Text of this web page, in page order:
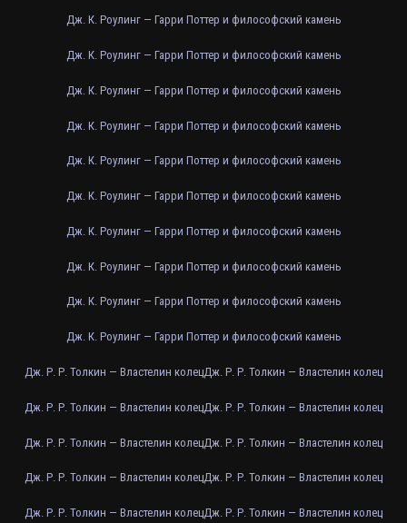
Дж. К. Роулинг — Гарри Поттер и философский камень
Дж. К. Роулинг — Гарри Поттер и философский камень
Дж. К. Роулинг — Гарри Поттер и философский камень
Дж. К. Роулинг — Гарри Поттер и философский камень
Дж. К. Роулинг — Гарри Поттер и философский камень
Дж. К. Роулинг — Гарри Поттер и философский камень
Дж. К. Роулинг — Гарри Поттер и философский камень
Дж. К. Роулинг — Гарри Поттер и философский камень
Дж. К. Роулинг — Гарри Поттер и философский камень
Дж. К. Роулинг — Гарри Поттер и философский камень
Дж. Р. Р. Толкин — Властелин колецДж. Р. Р. Толкин — Властелин колец
Дж. Р. Р. Толкин — Властелин колецДж. Р. Р. Толкин — Властелин колец
Дж. Р. Р. Толкин — Властелин колецДж. Р. Р. Толкин — Властелин колец
Дж. Р. Р. Толкин — Властелин колецДж. Р. Р. Толкин — Властелин колец
Дж. Р. Р. Толкин — Властелин колецДж. Р. Р. Толкин — Властелин колец